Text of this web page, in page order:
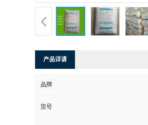
产品详请
品牌
货号